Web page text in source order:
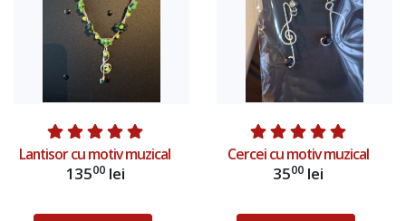
Lantisor cu motiv muzical
13500lei
Cercei cu motiv muzical
3500lei